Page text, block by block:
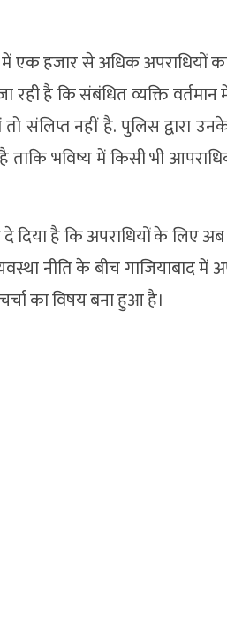
एक हजार से अधिक अपराधियों
है कि संबंधित व्यक्ति वर्तमान
नहीं है. पुलिस द्वारा
ताकि भविष्य में किसी भी
दिया है कि अपराधियों के लिए
नीति के बीच गाजियाबाद में
का विषय बना हुआ है।